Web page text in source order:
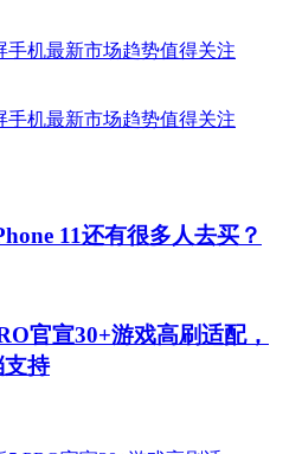
11还有很多人去买？
官宣30+游戏高刷适配，
支持